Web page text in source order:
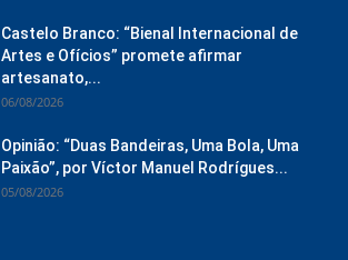
Castelo Branco: “Bienal Internacional de
Artes e Ofícios” promete afirmar
artesanato,...
06/08/2026
Opinião: “Duas Bandeiras, Uma Bola, Uma
Paixão”, por Víctor Manuel Rodrígues...
05/08/2026